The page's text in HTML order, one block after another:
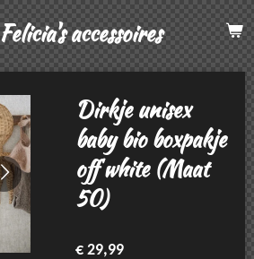
Felicia's accessoires
Dirkje unisex
baby bio boxpakje
off white (Maat
50)
€ 29,99